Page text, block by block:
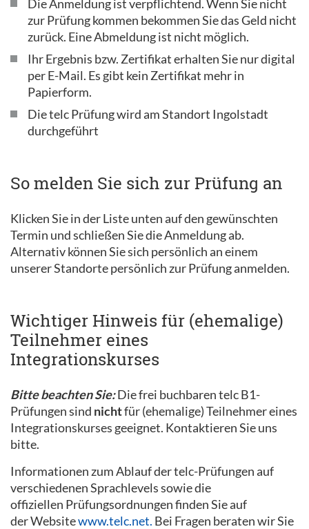
Die Anmeldung ist verpflichtend. Wenn Sie nicht
zur Prüfung kommen bekommen Sie das Geld nicht
zurück. Eine Abmeldung ist nicht möglich.
Ihr Ergebnis bzw. Zertifikat erhalten Sie nur digital
per E-Mail. Es gibt kein Zertifikat mehr in
Papierform.
Die telc Prüfung wird am Standort Ingolstadt
durchgeführt
So melden Sie sich zur Prüfung an
Klicken Sie in der Liste unten auf den gewünschten
Termin und schließen Sie die Anmeldung ab.
Alternativ können Sie sich persönlich an einem
unserer Standorte persönlich zur Prüfung anmelden.
Wichtiger Hinweis für (ehemalige)
Teilnehmer eines
Integrationskurses
Bitte beachten Sie:Die frei buchbaren telc B1-
Prüfungen sind nichtfür (ehemalige) Teilnehmer eines
Integrationskurses geeignet. Kontaktieren Sie uns
bitte.
Informationen zum Ablauf der telc-Prüfungen auf
verschiedenen Sprachlevels sowie die
offiziellen Prüfungsordnungen finden Sie auf
der Websitewww.telc.net. Bei Fragen beraten wir Sie